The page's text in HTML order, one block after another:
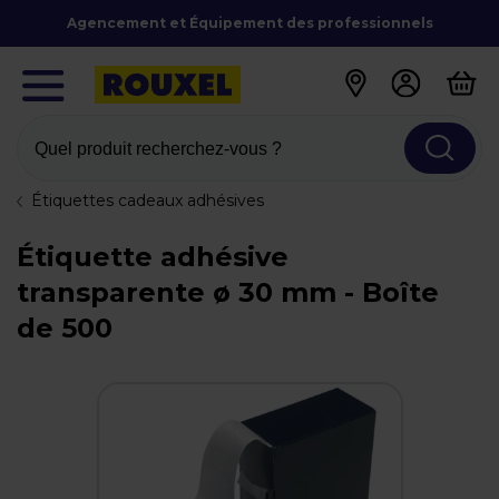
Agencement et Équipement des professionnels
Quel produit recherchez-vous ?
Étiquettes cadeaux adhésives
Étiquette adhésive
transparente ø 30 mm - Boîte
de 500